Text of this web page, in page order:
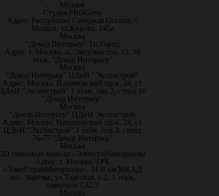
Моздок
Студия PROGress
Адрес: Республике Северная Осетия, г.
Моздок, ул.Кирова, 145а
Москва
"Декор Интерьер" Тц Город
Адрес: г. Москва, ш. Энтузиастов, 12, 3й
этаж, "Декор Интерьер"
Москва
"Декор Интерьер" ЦДиИ "Экспострой"
Адрес: Москва, Нахимовский пр-к, 24, с1
"Экспострой" 1 этаж, пав.2, стенд 10
"Декор Интерьер"
Москва
"Декор Интерьер" ЦДиИ Экспострой
Адрес: Москва, Нахимовский пр-к, 24, с1
ЦДиИ "Экспострой" 1 этаж, пав.3, стенд
76-77 "Декор Интерьер"
Москва
3D гипсовые панели - Элитсройматериалы
Адрес: г. Москва, ТРК
«ЭлитСтройМатериалы», 51-й км МКАД
пос. Заречье, ул.Торговая, с.2, 1 этаж,
павильон С42/3
Москва